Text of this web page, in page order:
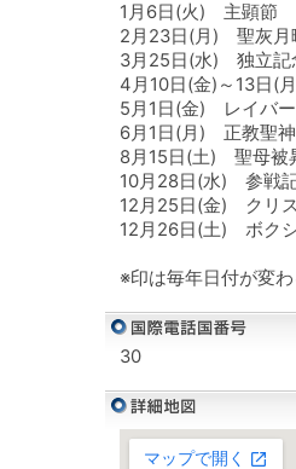
1月6日(火) 主顕節
2月23日(月) 聖灰
3月25日(水) 独立記
4月10日(金)～13日(
5月1日(金) レイバ
6月1日(月) 正教聖
8月15日(土) 聖母被
10月28日(水) 参戦
12月25日(金) クリ
12月26日(土) ボク
※印は毎年日付が変
30